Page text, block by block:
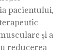
pacientului,
și a
reducerea